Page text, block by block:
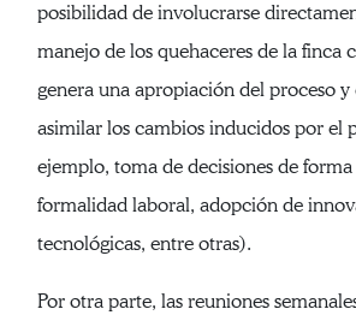
posibilidad de involucrarse
manejo de los quehaceres de la finca
genera una apropiación del proceso y
asimilar los cambios inducidos por el
ejemplo, toma de decisiones de
formalidad laboral, adopción de
tecnológicas, entre otras).
Por otra parte, las reuniones